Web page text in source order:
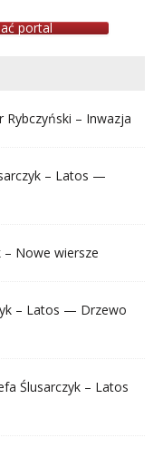
portal
Rybczyński – Inwazja
– Latos —
– Nowe wiersze
– Latos — Drzewo
Ślusarczyk – Latos